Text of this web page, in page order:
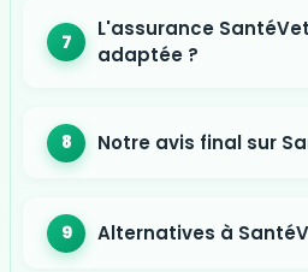
L'assurance
adaptée ?
Notre avis final sur
Alternatives à